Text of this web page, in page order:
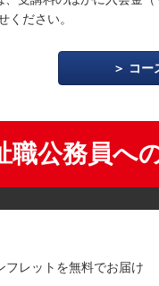
ください。
コー
職公務員へ
フレットを無料でお届け